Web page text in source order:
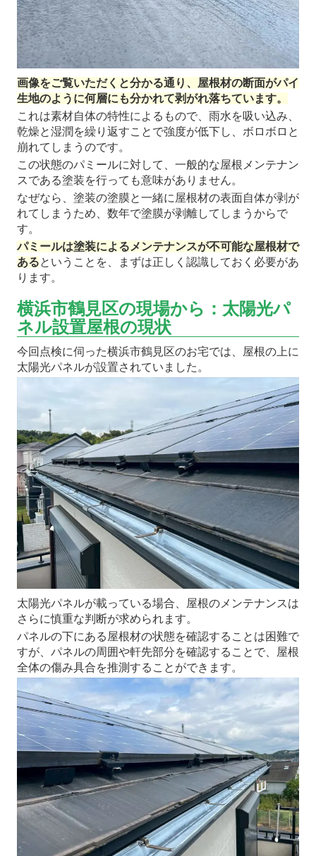
画像をご覧いただくと分かる通り、屋根材の断面がパイ
生地のように何層にも分かれて剥がれ落ちています。
これは素材自体の特性によるもので、雨水を吸い込み、
乾燥と湿潤を繰り返すことで強度が低下し、ボロボロと
崩れてしまうのです。
この状態のパミールに対して、一般的な屋根メンテナン
スである塗装を行っても意味がありません。
なぜなら、塗装の塗膜と一緒に屋根材の表面自体が剥が
れてしまうため、数年で塗膜が剥離してしまうからで
す。
パミールは塗装によるメンテナンスが不可能な屋根材で
あるということを、まずは正しく認識しておく必要があ
ります。
横浜市鶴見区の現場から：太陽光パ
ネル設置屋根の現状
今回点検に伺った横浜市鶴見区のお宅では、屋根の上に
太陽光パネルが設置されていました。
太陽光パネルが載っている場合、屋根のメンテナンスは
さらに慎重な判断が求められます。
パネルの下にある屋根材の状態を確認することは困難で
すが、パネルの周囲や軒先部分を確認することで、屋根
全体の傷み具合を推測することができます。